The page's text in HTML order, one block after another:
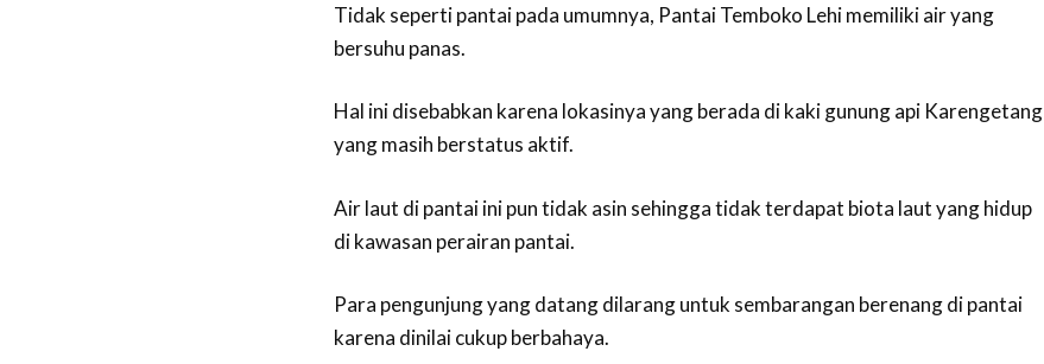
Tidak seperti pantai pada umumnya, Pantai Temboko Lehi memiliki air yang
bersuhu panas.
Hal ini disebabkan karena lokasinya yang berada di kaki gunung api Karengetang
yang masih berstatus aktif.
Air laut di pantai ini pun tidak asin sehingga tidak terdapat biota laut yang hidup
di kawasan perairan pantai.
Para pengunjung yang datang dilarang untuk sembarangan berenang di pantai
karena dinilai cukup berbahaya.